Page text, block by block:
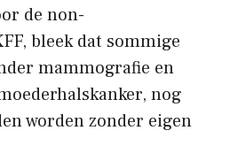
de non-
bleek dat sommige
mammografie en
nog
worden zonder eigen